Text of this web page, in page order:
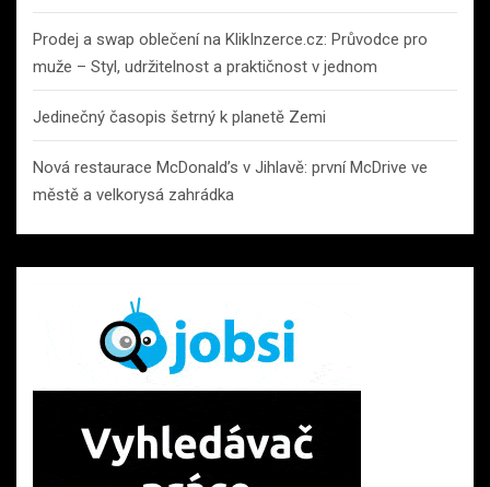
Prodej a swap oblečení na KlikInzerce.cz: Průvodce pro
muže – Styl, udržitelnost a praktičnost v jednom
Jedinečný časopis šetrný k planetě Zemi
Nová restaurace McDonald’s v Jihlavě: první McDrive ve
městě a velkorysá zahrádka